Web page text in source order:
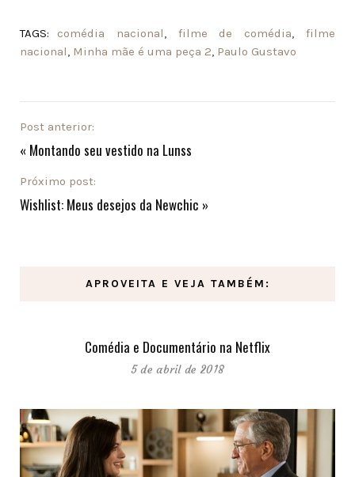
TAGS: comédia nacional, filme de comédia,filme
nacional, Minha mãe é uma peça 2, Paulo Gustavo
Post anterior:
« Montando seu vestido na Lunss
Próximo post:
Wishlist: Meus desejos da Newchic »
APROVEITA E VEJA TAMBÉM:
Comédia e Documentário na Netflix
5 de abril de 2018